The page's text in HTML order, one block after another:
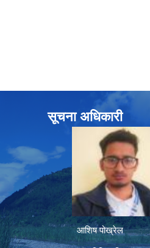
सूचना अधिकारी
आशिष पोख्रेल